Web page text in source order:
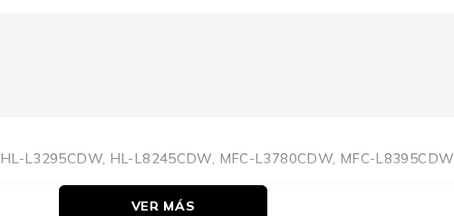
HL-L3295CDW, HL-L8245CDW, MFC-L3780CDW, MFC-L8395CDW
VER MÁS